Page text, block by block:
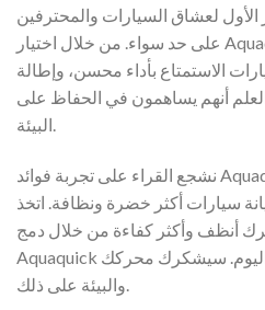
الأول لعشاق السيارات والمحترفين
على حد سواء. من خلال اختيار Aquaquick لإزالة الدهون من
الاستمتاع بأداء محسن، وإطالة
أنهم يساهمون في الحفاظ على
البيئة.
نشجع القراء على تجربة فوائد Aquaquick بأنفسهم والانضمام إلينا
سيارات أكثر خضرة ونظافة. اتخذ
أنظف وأكثر كفاءة من خلال دمج
Aquaquick في روتين صيانة سيارتك اليوم. سيشكرك محركك